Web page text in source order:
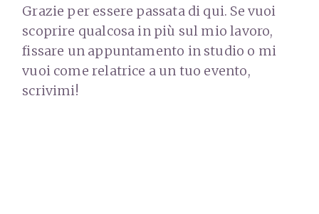
Grazie per essere passata di qui. Se vuoi
scoprire qualcosa in più sul mio lavoro,
fissare un appuntamento in studio o mi
vuoi come relatrice a un tuo evento,
scrivimi!